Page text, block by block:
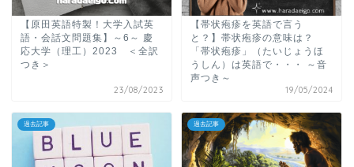
【原田英語特製！大学入試英
語・会話文問題集】～6～ 慶
応大学（理工）2023 ＜全訳
つき＞
23/08/2023
【帯状疱疹を英語で言う
と？】帯状疱疹の意味は？
「帯状疱疹」（たいじょうほ
うしん）は英語で・・・ ～音
声つき～
19/05/2024
過去記事 過去記事